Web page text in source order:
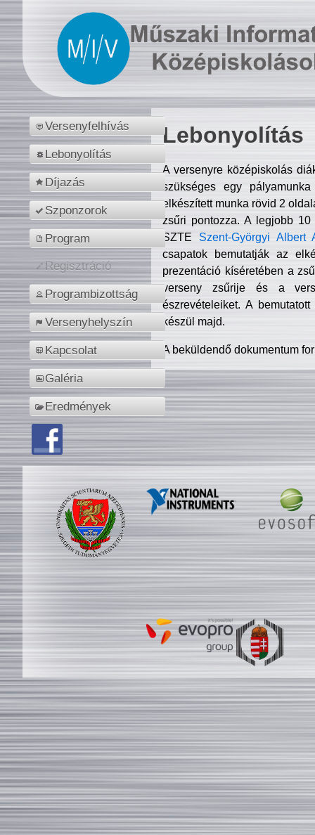
Versenyfelhívás
Lebonyolítás
Díjazás
Szponzorok
Program
Regisztráció
Programbizottság
Versenyhelyszín
Kapcsolat
Galéria
Eredmények
Lebonyolítás
A versenyre középiskolás
szükséges egy
elkészített munka rövid 2
zsűri pontozza. A legjobb
SZTE Szent-Györgyi Albert
csapatok bemutatják az
prezentáció kíséretében a
verseny zsűrije és a
észrevételeiket. A
készül majd.
A beküldendő dokumentum